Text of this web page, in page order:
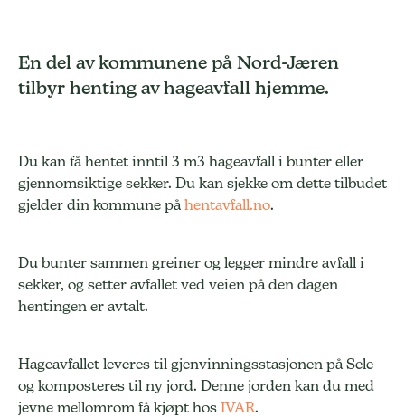
En del av kommunene på Nord-Jæren
tilbyr henting av hageavfall hjemme.
Du kan få hentet inntil 3 m3 hageavfall i bunter eller
gjennomsiktige sekker. Du kan sjekke om dette tilbudet
gjelder din kommune på hentavfall.no.
Du bunter sammen greiner og legger mindre avfall i
sekker, og setter avfallet ved veien på den dagen
hentingen er avtalt.
Hageavfallet leveres til gjenvinningsstasjonen på Sele
og komposteres til ny jord. Denne jorden kan du med
jevne mellomrom få kjøpt hos IVAR.